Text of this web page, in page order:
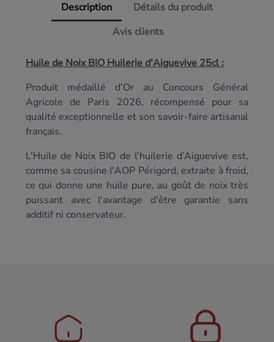
Description
Détails du produit
Avis clients
Huile de Noix BIO Huilerie d'Aiguevive 25cl :
Produit médaillé d’Or au Concours Général
Agricole de Paris 2026, récompensé pour sa
qualité exceptionnelle et son savoir-faire artisanal
français.
L’Huile de Noix BIO de l’huilerie d’Aiguevive est,
comme sa cousine l'AOP Périgord, extraite à froid,
ce qui donne une huile pure, au goût de noix très
puissant avec l'avantage d'être garantie sans
additif ni conservateur.